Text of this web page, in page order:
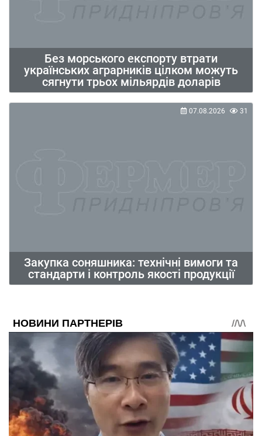
Без морського експорту втрати
українських аграрників цілком можуть
сягнути трьох мільярдів доларів
Закупка соняшника: технічні вимоги та
стандарти і контроль якості продукції
07.08.2026 31